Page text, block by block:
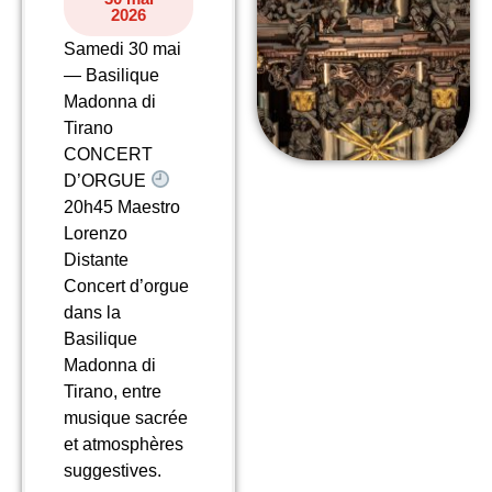
2026
Samedi 30 mai
— Basilique
Madonna di
Tirano
CONCERT
D’ORGUE
20h45 Maestro
Lorenzo
Distante
Concert d’orgue
dans la
Basilique
Madonna di
Tirano, entre
musique sacrée
et atmosphères
suggestives.